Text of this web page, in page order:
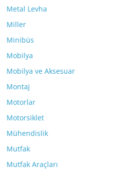
Metal Levha
Miller
Minibüs
Mobilya
Mobilya ve Aksesuar
Montaj
Motorlar
Motorsiklet
Mühendislik
Mutfak
Mutfak Araçları